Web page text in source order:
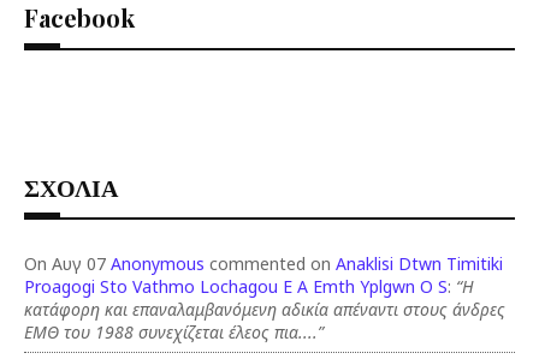
Facebook
ΣΧΟΛΙΑ
On Αυγ 07 Anonymous commented on Anaklisi Dtwn Timitiki
Proagogi Sto Vathmo Lochagou E A Emth Yplgwn O S: “Η
κατάφορη και επαναλαμβανόμενη αδικία απέναντι στους άνδρες
ΕΜΘ του 1988 συνεχίζεται έλεος πια....”